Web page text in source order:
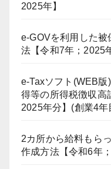
2025年】
e-GOVを利用した
法【令和7年；2025
e-Taxソフト(WEB
得等の所得税徴収高
2025年分】(創業4年
2カ所から給料もら
作成方法【令和6年